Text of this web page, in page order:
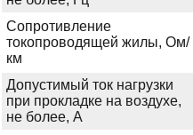
Сопротивление
токопроводящей жилы, Ом/
км
Допустимый ток нагрузки
при прокладке на воздухе,
не более, А